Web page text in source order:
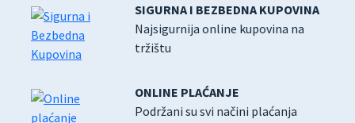
SIGURNA I BEZBEDNA KUPOVINA
Najsigurnija online kupovina na
tržištu
ONLINE PLAĆANJE
Podržani su svi načini plaćanja